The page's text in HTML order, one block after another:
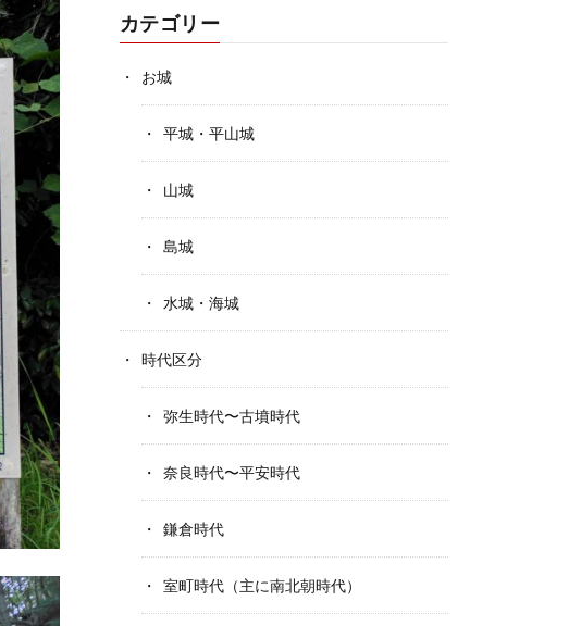
カテゴリー
お城
平城・平山城
山城
島城
水城・海城
時代区分
弥生時代〜古墳時代
奈良時代〜平安時代
鎌倉時代
室町時代（主に南北朝時代）